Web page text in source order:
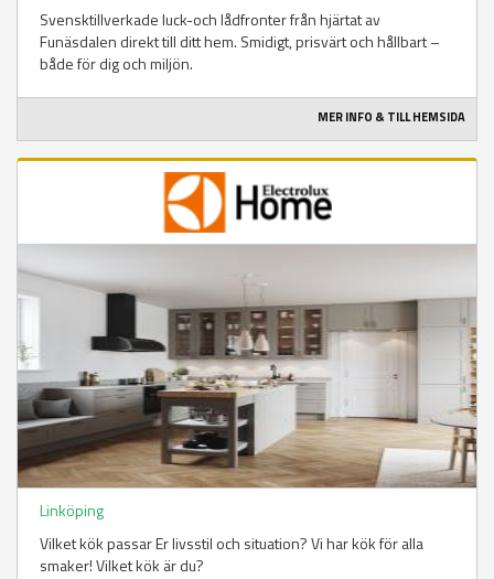
Svensktillverkade luck-och lådfronter från hjärtat av
Funäsdalen direkt till ditt hem. Smidigt, prisvärt och hållbart –
både för dig och miljön.
MER INFO & TILL HEMSIDA
Linköping
Vilket kök passar Er livsstil och situation? Vi har kök för alla
smaker! Vilket kök är du?